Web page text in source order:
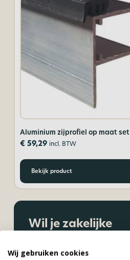
Aluminium zijprofiel op maat set
€ 59,29 incl. BTW
Bekijk product
Wil je zakelijke
Plexiglas.nl?
Wij gebruiken cookies